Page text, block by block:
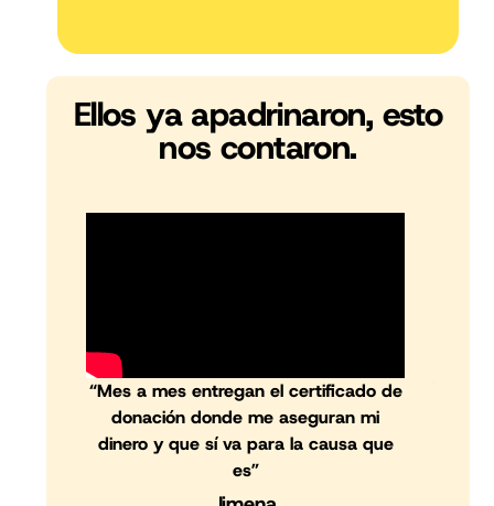
Ellos ya apadrinaron, esto
nos contaron.
“Mes a mes entregan el certificado de
donación donde me aseguran mi
dinero y que sí va para la causa que
es”